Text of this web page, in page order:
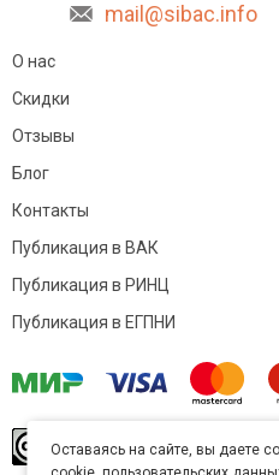
mail@sibac.info
О нас
Скидки
Отзывы
Блог
Контакты
Публикация в ВАК
Публикация в РИНЦ
Публикация в ЕГПНИ
произведение
Оставаясь на сайте, вы даете